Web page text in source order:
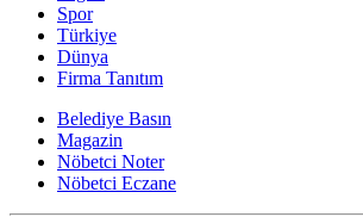
Spor
Türkiye
Dünya
Firma Tanıtım
Belediye Basın
Magazin
Nöbetci Noter
Nöbetci Eczane